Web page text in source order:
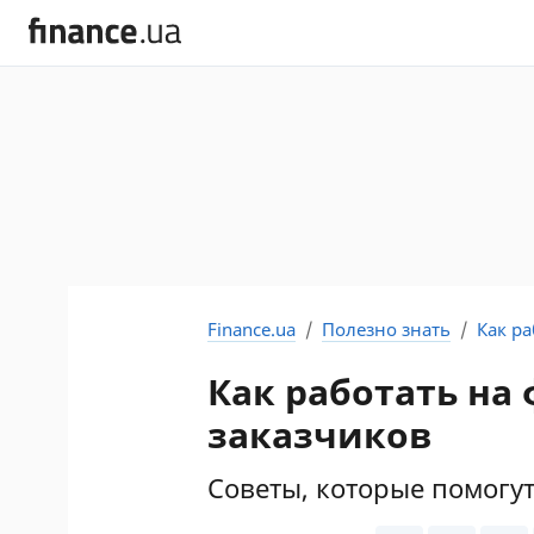
Finance.ua Полезно знать Как
Как работать
заказчиков
Советы, которые